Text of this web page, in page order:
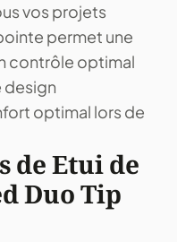
vos projets
permet une
contrôle optimal
design
optimal lors de
de Etui de
Duo Tip